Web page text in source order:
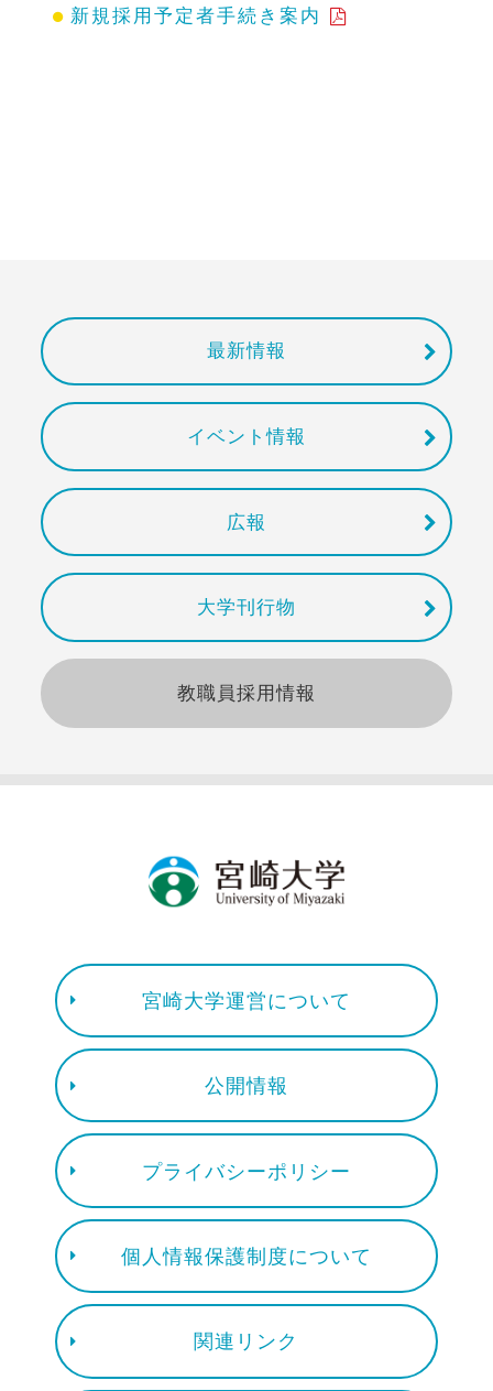
新規採用予定者手続き案内
最新情報
イベント情報
広報
大学刊行物
教職員採用情報
宮崎大学運営について
公開情報
プライバシーポリシー
個人情報保護制度について
関連リンク